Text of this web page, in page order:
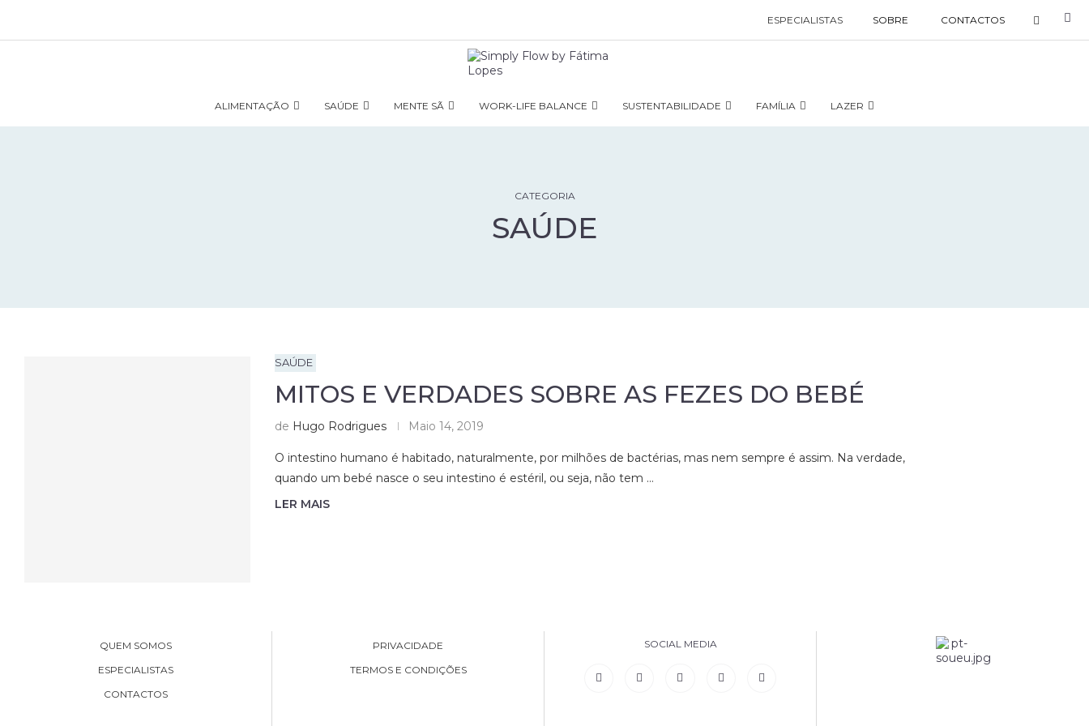
ESPECIALISTAS SOBRE CONTACTOS
ALIMENTAÇÃO SAÚDE MENTE SÃ WORK-LIFE BALANCE SUSTENTABILIDADE FAMÍLIA LAZER
CATEGORIA
SAÚDE
SAÚDE
MITOS E VERDADES SOBRE AS FEZES DO BEBÉ
de Hugo Rodrigues Maio 14, 2019
O intestino humano é habitado, naturalmente, por milhões de bactérias, mas nem sempre é assim. Na verdade,
quando um bebé nasce o seu intestino é estéril, ou seja, não tem …
LER MAIS
QUEM SOMOS
ESPECIALISTAS
CONTACTOS
PRIVACIDADE
TERMOS E CONDIÇÕES
SOCIAL MEDIA